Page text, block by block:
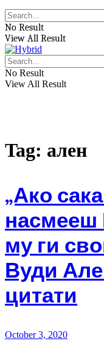
No Result
View All Result
No Result
View All Result
Tag: ален
„Ако
насмееш
му ги
Вуди
цитати
October 3, 2020